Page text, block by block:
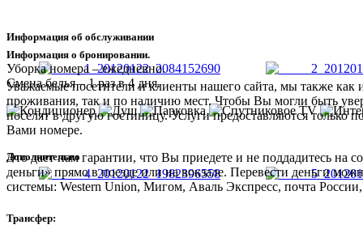
Информация об обслуживании
Уборка номера – ежедневно.
Смена белья – 1 раз в 4 дня.
Дополнительно
Информация о бронировании.
Уважаемые посетители и клиенты нашего сайта, мы также
проживания, так и по наличию мест. Чтобы Вы могли быть
поселят в другую гостиницу. Услуги предоставляются
Вами номере.
Это дает нам гарантии, что Вы приедете и не поддадитесь
деньги» прямо в поезде или на вокзале. Перевести деньги
системы: Western Union, Мигом, Аваль Экспресс, почта
Трансфер: